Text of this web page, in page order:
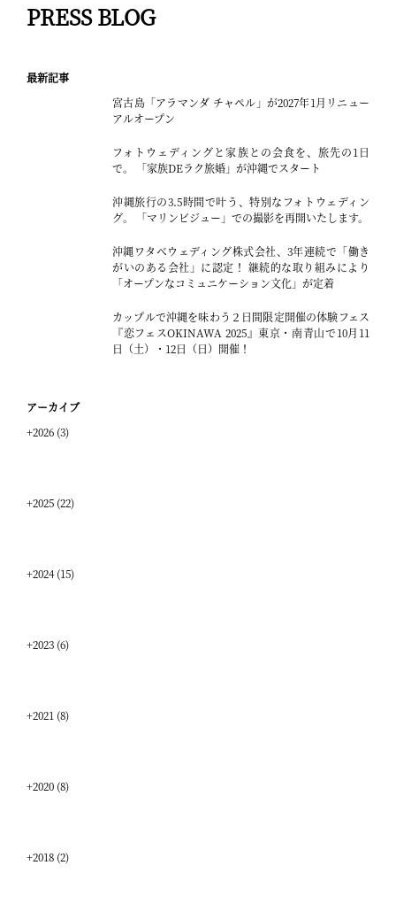
PRESS BLOG
最新記事
宮古島「アラマンダ チャペル」が2027年1月リニュー
アルオープン
フォトウェディングと家族との会食を、旅先の1日
で。 「家族DEラク旅婚」が沖縄でスタート
沖縄旅行の3.5時間で叶う、特別なフォトウェディン
グ。 「マリンビジュー」での撮影を再開いたします。
沖縄ワタベウェディング株式会社、3年連続で「働き
がいのある会社」に認定！ 継続的な取り組みにより
「オープンなコミュニケーション文化」が定着
カップルで沖縄を味わう２日間限定開催の体験フェス
『恋フェスOKINAWA 2025』東京・南青山で10月11
日（土）・12日（日）開催！
アーカイブ
+2026 (3)
+2025 (22)
+2024(15)
+2023 (6)
+2021 (8)
+2020 (8)
+2018 (2)